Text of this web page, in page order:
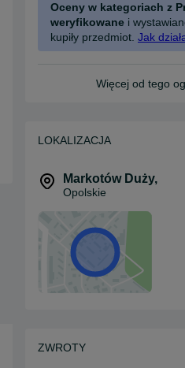
Oceny w kategoriach z
weryfikowane i
kupiły przedmiot. Jak
Więcej od tego
LOKALIZACJA
Markotów Duży,
Opolskie
ZWROTY